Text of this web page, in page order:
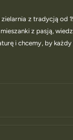
z tradycją od
z pasją,
i chcemy, by